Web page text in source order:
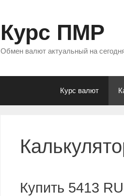
Курс ПМР
Обмен валют актуальный на
Курс валют
Купить 5413